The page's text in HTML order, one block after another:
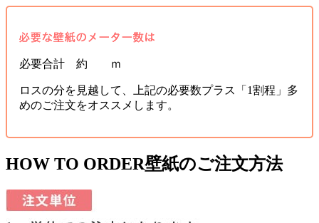
必要合計 約 ｍ
ロスの分を見越して、上記の必要数プラス「1割程」多
めのご注文をオススメします。
HOW TO ORDER壁紙のご注文方法